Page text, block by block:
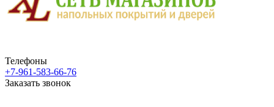
Телефоны
+7-961-583-66-76
Заказать звонок